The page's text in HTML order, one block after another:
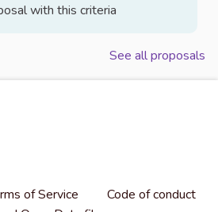
with this criteria
See all proposals
of Service
Code of conduct